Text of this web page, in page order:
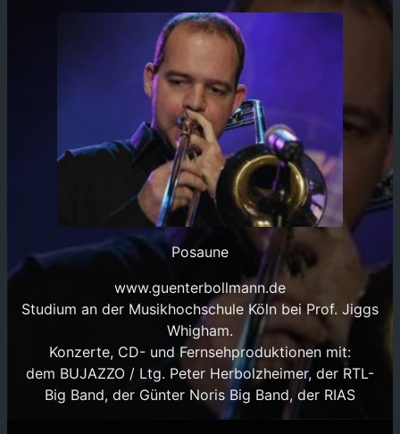
Posaune
www.guenterbollmann.de
Studium an der Musikhochschule Köln bei Prof. Jiggs
Whigham.
Konzerte, CD- und Fernsehproduktionen mit:
dem BUJAZZO / Ltg. Peter Herbolzheimer, der RTL-
Big Band, der Günter Noris Big Band, der RIAS